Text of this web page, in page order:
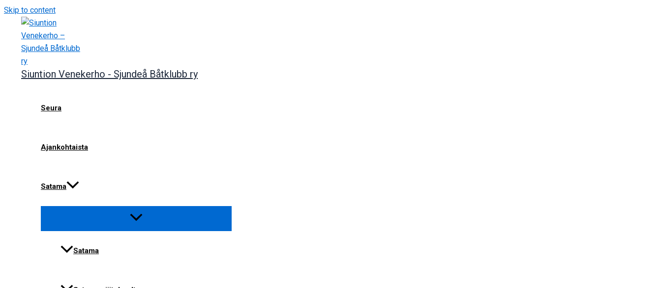
Skip to content
Siuntion Venekerho - Sjundeå Båtklubb ry
Seura
Ajankohtaista
Satama
Satama